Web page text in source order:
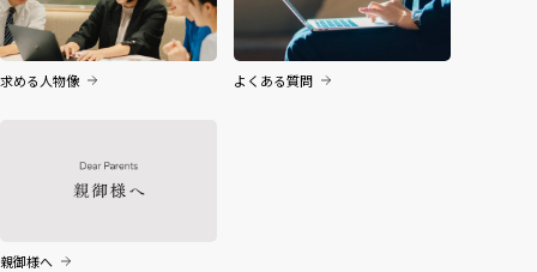
求める人物像 よくある質問
親御様へ